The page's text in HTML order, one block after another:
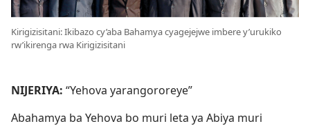
Kirigizisitani: Ikibazo cy’aba Bahamya cyagejejwe imbere y’urukiko
rw’ikirenga rwa Kirigizisitani
NIJERIYA: “Yehova yarangororeye”
Abahamya ba Yehova bo muri leta ya Abiya muri